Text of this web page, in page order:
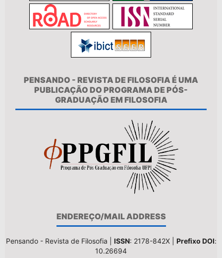
PENSANDO - REVISTA DE FILOSOFIA É UMA
PUBLICAÇÃO DO PROGRAMA DE PÓS-
GRADUAÇÃO EM FILOSOFIA
ENDEREÇO/MAIL ADDRESS
Pensando - Revista de Filosofia | ISSN: 2178-842X | Prefixo DOI:
10.26694